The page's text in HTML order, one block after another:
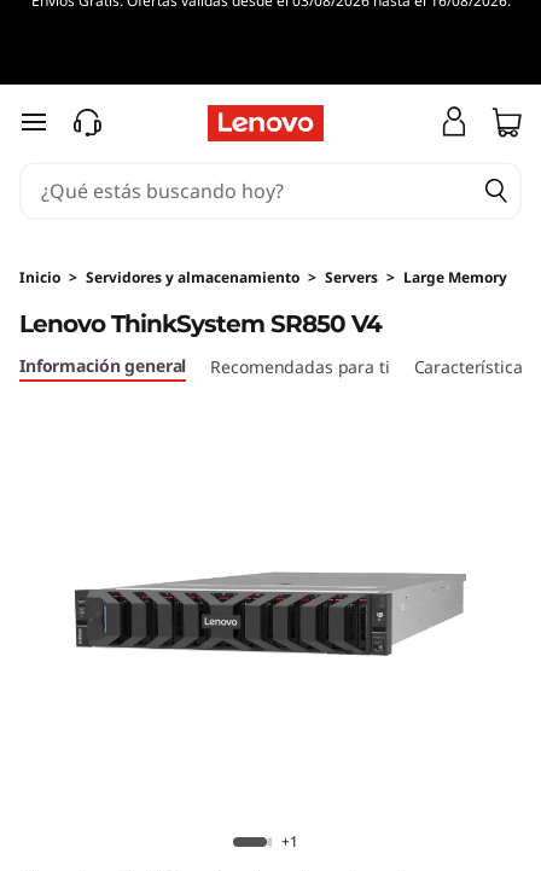
e
n
d
a
d
Ir al contenido principal
Inicio > Servidores y almacenamiento > Servers > Large Memory
Lenovo ThinkSystem SR850 V4
Lenovo ThinkSystem SR850 V4
Información general Recomendadas para ti Características
+1